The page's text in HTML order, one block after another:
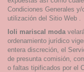
Condiciones Generales
utilización del Sitio Web .
loli mariscal moda
ordenamiento jurídico
entera discreción, el
de presunta comisión,
o faltas tipificados por el